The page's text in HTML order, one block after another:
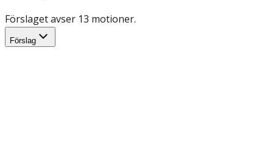
Förslaget avser 13 motioner.
Förslag